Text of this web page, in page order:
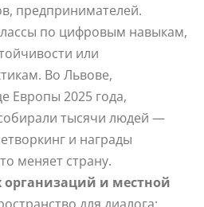
предпринимателей.
по цифровым навыкам,
или
Во Львове,
Европы 2025 года,
тысячи людей —
и награды
меняет страну.
и местной